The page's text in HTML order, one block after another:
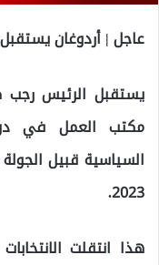
عاجل | أردوغان
يستقبل الرئيس رجب
مكتب العمل في
السياسية قبيل الجولة
2023.
هذا انتقلت